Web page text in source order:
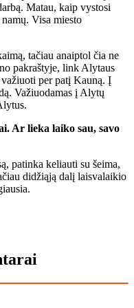
Matau, kaip vystosi
Visa miesto
tačiau anaiptol čia ne
pakraštyje, link Alytaus
per patį Kauną. Į
Važiuodamas į Alytų
Ar lieka laiko sau, savo
patinka keliauti su šeima,
didžiąją dalį laisvalaikio